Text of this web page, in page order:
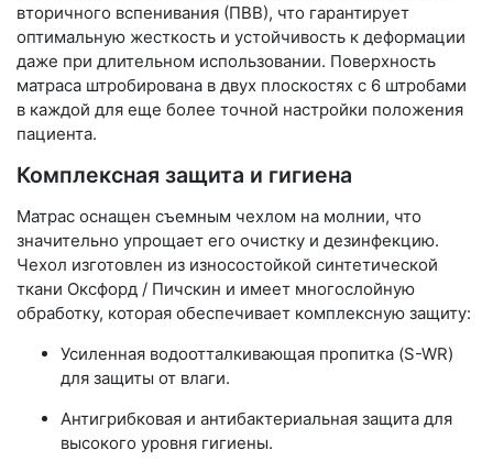
вторичного вспенивания (ПВВ), что гарантирует
оптимальную жесткость и устойчивость к деформации
даже при длительном использовании. Поверхность
матраса штробирована в двух плоскостях с 6 штробами
в каждой для еще более точной настройки положения
пациента.
Комплексная защита и гигиена
Матрас оснащен съемным чехлом на молнии, что
значительно упрощает его очистку и дезинфекцию.
Чехол изготовлен из износостойкой синтетической
ткани Оксфорд / Пичскин и имеет многослойную
обработку, которая обеспечивает комплексную защиту:
Усиленная водоотталкивающая пропитка (S-WR)
для защиты от влаги.
Антигрибковая и антибактериальная защита для
высокого уровня гигиены.